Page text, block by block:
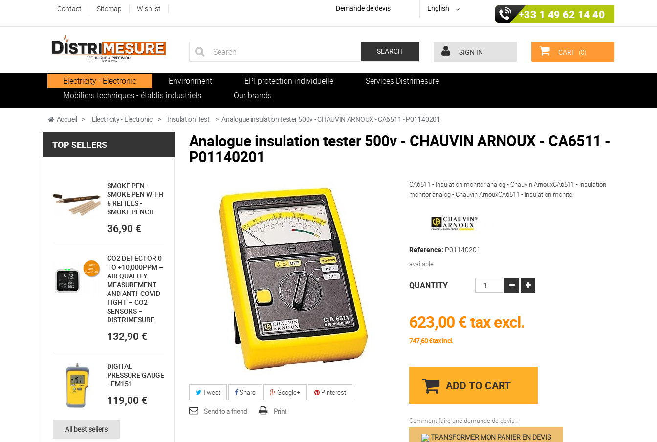
Contact Sitemap Wishlist Demande de devis English +33 1 49 62 14 40
SEARCH SIGN IN CART (0)
Electricity - Electronic Environment EPI protection individuelle
Services Distrimesure
Mobiliers techniques - établis industriels
Our brands
Accueil > Electricity - Electronic > Insulation Test > Analogue insulation tester 500v - CHAUVIN ARNOUX - CA6511 - P01140201
TOP SELLERS
SMOKE PEN -
SMOKE PEN WITH
6 REFILLS -
SMOKE PENCIL
36,90 €
CO2 DETECTOR 0
TO +10,000PPM –
AIR QUALITY
MEASUREMENT
AND ANTI-COVID
FIGHT – CO2
SENSORS –
DISTRIMESURE
132,90 €
DIGITAL
PRESSURE GAUGE
- EM151
119,00 €
All best sellers
Analogue insulation tester 500v - CHAUVIN ARNOUX - CA6511 -
P01140201
Tweet Share Google+ Pinterest
Send to a friend Print
CA6511 - Insulation monitor analog - Chauvin ArnouxCA6511 - Insulation
monitor analog - Chauvin ArnouxCA6511 - Insulation monito
Reference: P01140201
available
QUANTITY
623,00 €tax excl.
747,60 €tax incl.
ADD TO CART
Comment faire une demande de devis :
TRANSFORMER MON PANIER EN DEVIS